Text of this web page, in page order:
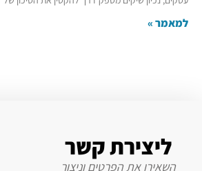
למאמר »
ליצירת קשר
השאירו את הפרטים וניצור